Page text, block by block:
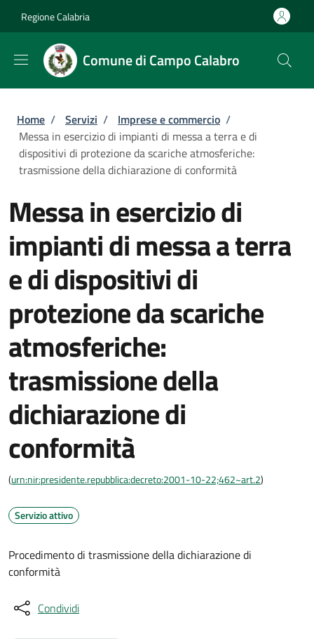
Regione Calabria
Comune di Campo Calabro
Briciole di pane
Home / Servizi / Imprese e commercio /
Messa in esercizio di impianti di messa a terra e di
dispositivi di protezione da scariche atmosferiche:
trasmissione della dichiarazione di conformità
Messa in esercizio di
impianti di messa a terra
e di dispositivi di
protezione da scariche
atmosferiche:
trasmissione della
dichiarazione di
conformità
(urn:nir:presidente.repubblica:decreto:2001-10-22;462~art.2)
Servizio attivo
Procedimento di trasmissione della dichiarazione di
conformità
Condividi